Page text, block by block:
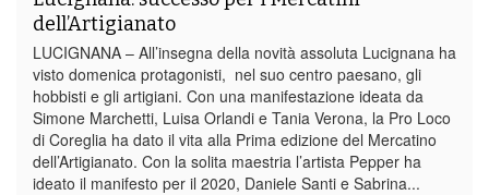
dell’Artigianato
LUCIGNANA – All’insegna della novità assoluta Lucignana ha
visto domenica protagonisti, nel suo centro paesano, gli
hobbisti e gli artigiani. Con una manifestazione ideata da
Simone Marchetti, Luisa Orlandi e Tania Verona, la Pro Loco
di Coreglia ha dato il vita alla Prima edizione del Mercatino
dell’Artigianato. Con la solita maestria l’artista Pepper ha
ideato il manifesto per il 2020, Daniele Santi e Sabrina...